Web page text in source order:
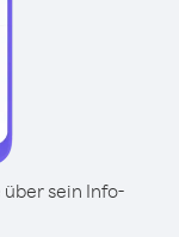
sein Info-